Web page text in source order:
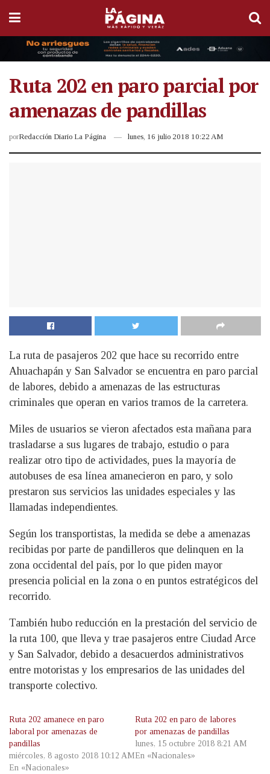
Ruta 202 en paro parcial por
amenazas de pandillas
porRedacción Diario La Página lunes, 16 julio 2018 10:22 AM
La ruta de pasajeros 202 que hace su recorrido entre
Ahuachapán y San Salvador se encuentra en paro parcial
de labores, debido a amenazas de las estructuras
criminales que operan en varios tramos de la carretera.
Miles de usuarios se vieron afectados esta mañana para
trasladarse a sus lugares de trabajo, estudio o para
realizar otro tipo de actividades, pues la mayoría de
autobuses de esa línea amanecieron en paro, y solo
prestaron sus servicios las unidades especiales y las
llamadas independientes.
Según los transportistas, la medida se debe a amenazas
recibidas por parte de pandilleros que delinquen en la
zona occidental del país, por lo que piden mayor
presencia policial en la zona o en puntos estratégicos del
recorrido.
También hubo reducción en la prestación del servicio de
la ruta 100, que lleva y trae pasajeros entre Ciudad Arce
y San Salvador, debido a desacuerdos administrativos
entre motoristas y los empresarios de las unidades del
transporte colectivo.
Ruta 202 amanece en paro
laboral por amenazas de
pandillas
miércoles, 8 agosto 2018 10:12 AM
En «Nacionales»
Ruta 202 en paro de labores
por amenazas de pandillas
lunes, 15 octubre 2018 8:21 AM
En «Nacionales»